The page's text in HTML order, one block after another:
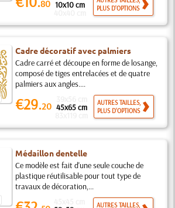
80 10x10 cm
PLUS D'OPTIONS
Cadre décoratif avec palmiers
Cadre carré et découpe en forme de losange,
composé de tiges entrelacées et de quatre
palmiers aux angles....
€29.20 45x65 cm
AUTRES TAILLES,
PLUS D'OPTIONS
Médaillon dentelle
Ce modèle est fait d'une seule couche de
plastique réutilisable pour tout type de
travaux de décoration,...
AUTRES TAILLES,